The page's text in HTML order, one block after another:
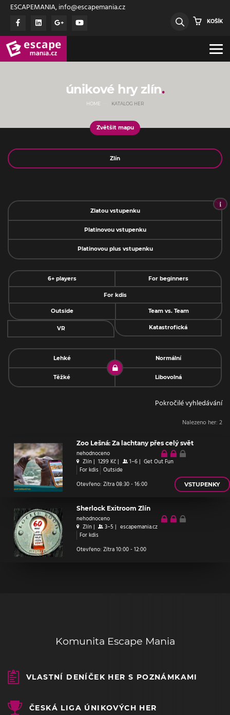
ESCAPEMANIA, info@escapemania.cz
KOŠÍK
Zvětšit mapu
únikové hry zlín
HOME KATALOG HER
Jméno
Zlatou vstupenku
Platinovou vstupenku
Platinovou plus vstupenku
6+ players For beginners
For kdis
Outside Team vs. Team
VR Katastrofická
Lehké Normální
Těžké Libovolná
Pokročilé vyhledávání
Nalezeno her: 2
Zoo Lešná: Za lachtany přes celý svět
nehodnoceno
Zlín| 1299 Kč| 1–6| Get Out Fun
For kdis Outside
Otevřeno: Zítra 08:30 - 16:00
VSTUPENKY
Sherlock Exitroom Zlín
nehodnoceno
Zlín| 3–5 | escapemania.cz
For kdis
Otevřeno: Zítra 10:00 - 12:00
Komunita Escape Mania
VLASTNÍ DENÍČEK HER S POZNÁMKAMI
ČESKÁ LIGA ÚNIKOVÝCH HER